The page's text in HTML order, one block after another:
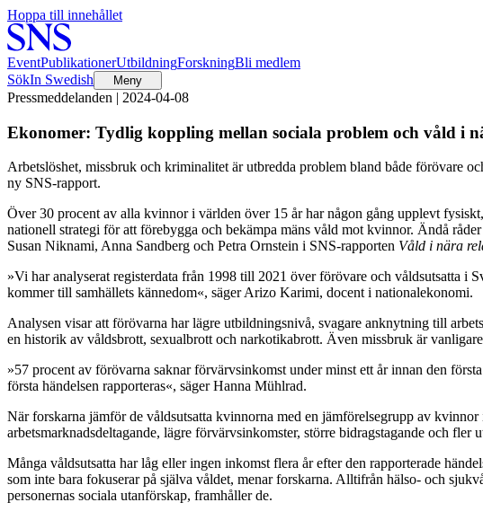
Hoppa till innehållet
EventPublikationerUtbildningForskningBli medlem
SökIn Swedish Meny
Pressmeddelanden | 2024-04-08
Ekonomer: Tydlig koppling mellan sociala problem och våld i
Arbetslöshet, missbruk och kriminalitet är utbredda problem bland både förövare
ny SNS-rapport.
Över 30 procent av alla kvinnor i världen över 15 år har någon gång upplevt
nationell strategi för att förebygga och bekämpa mäns våld mot kvinnor. Ändå
Susan Niknami, Anna Sandberg och Petra Ornstein i SNS-rapporten Våld i nära
»Vi har analyserat registerdata från 1998 till 2021 över förövare och våldsutsatta
kommer till samhällets kännedom«, säger Arizo Karimi, docent i nationalekonomi.
Analysen visar att förövarna har lägre utbildningsnivå, svagare anknytning till
en historik av våldsbrott, sexualbrott och narkotikabrott. Även missbruk är
»57 procent av förövarna saknar förvärvsinkomst under minst ett år innan den
första händelsen rapporteras«, säger Hanna Mühlrad.
När forskarna jämför de våldsutsatta kvinnorna med en jämförelsegrupp av
arbetsmarknadsdeltagande, lägre förvärvsinkomster, större bidragstagande och
Många våldsutsatta har låg eller ingen inkomst flera år efter den rapporterade
som inte bara fokuserar på själva våldet, menar forskarna. Alltifrån hälso- och
personernas sociala utanförskap, framhåller de.